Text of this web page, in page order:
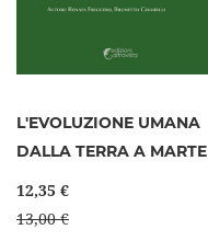
L'EVOLUZIONE UMANA
DALLA TERRA A MARTE
12,35 €
13,00 €